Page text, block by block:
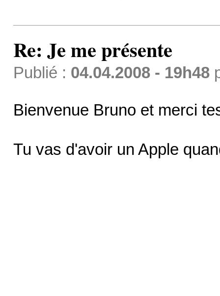
Re: Je me présente
Publié : 04.04.2008 - 19h48
Bienvenue Bruno et merci
Tu vas d'avoir un Apple